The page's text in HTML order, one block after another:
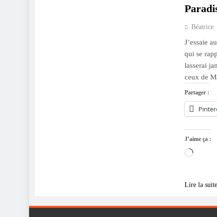
Béatrice
J’essaie
qui se
lasserai
ceux de
Partager :
J’aime ça :
Lire la suite